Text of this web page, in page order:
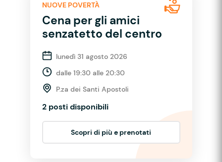
NUOVE POVERTÀ
Cena per gli amici
senzatetto del centro
lunedì 31 agosto 2026
dalle 19:30 alle 20:30
P.za dei Santi Apostoli
2 posti disponibili
Scopri di più e prenotati